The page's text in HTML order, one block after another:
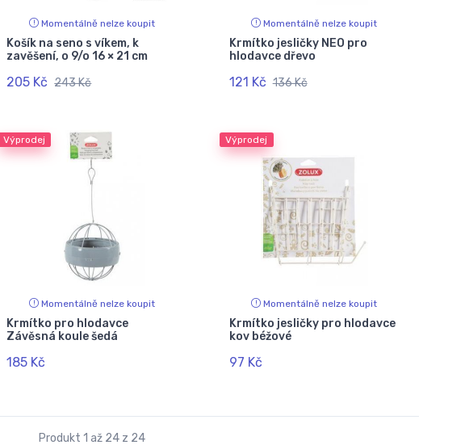
Momentálně nelze koupit
Košík na seno s víkem, k
zavěšení, o 9/o 16 × 21 cm
205 Kč 243 Kč
Momentálně nelze koupit
Krmítko jesličky NEO pro
hlodavce dřevo
121 Kč 136 Kč
Výprodej
Momentálně nelze koupit
Krmítko pro hlodavce
Závěsná koule šedá
185 Kč
Výprodej
Momentálně nelze koupit
Krmítko jesličky pro hlodavce
kov béžové
97 Kč
Produkt 1 až 24 z 24